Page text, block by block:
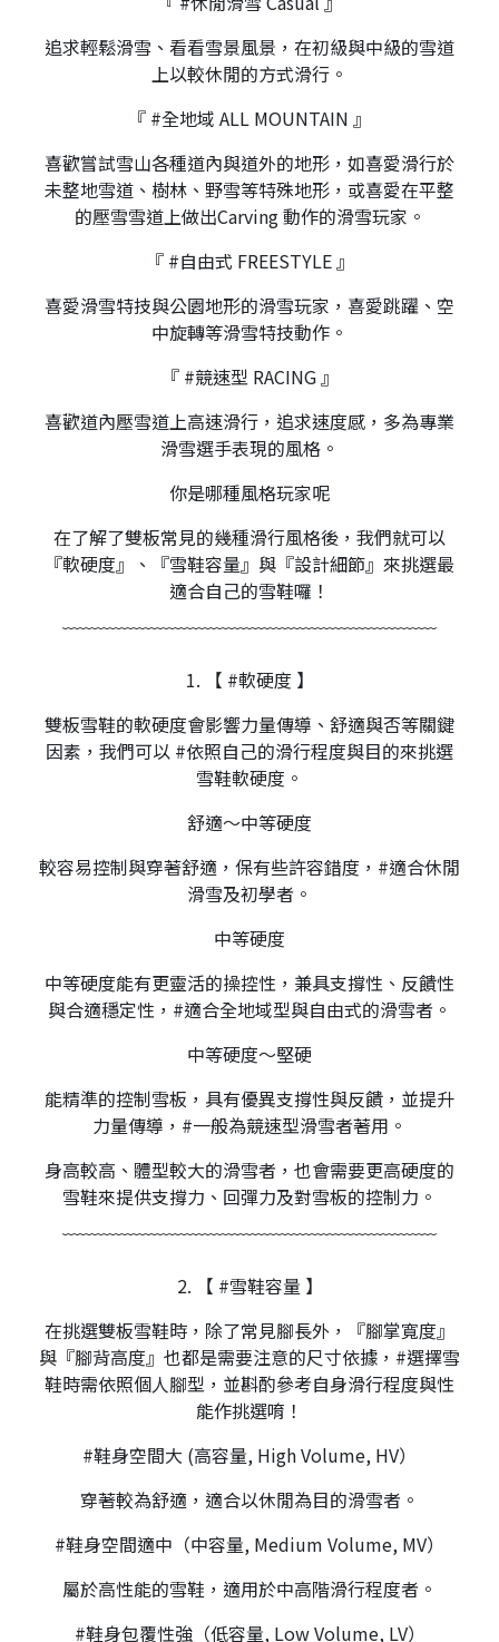
追求輕鬆滑雪、看看雪景風景，在初級與中級的雪道
上以較休閒的方式滑行。
『 #全地域 ALL MOUNTAIN 』
喜歡嘗試雪山各種道內與道外的地形，如喜愛滑行於
未整地雪道、樹林、野雪等特殊地形，或喜愛在平整
的壓雪雪道上做出Carving 動作的滑雪玩家。
『 #自由式 FREESTYLE 』
喜愛滑雪特技與公園地形的滑雪玩家，喜愛跳躍、空
中旋轉等滑雪特技動作。
『 #競速型 RACING 』
喜歡道內壓雪道上高速滑行，追求速度感，多為專業
滑雪選手表現的風格。
你是哪種風格玩家呢
在了解了雙板常見的幾種滑行風格後，我們就可以
『軟硬度』、『雪鞋容量』與『設計細節』來挑選最
適合自己的雪鞋囉！
﹋﹋﹋﹋﹋﹋﹋﹋﹋﹋﹋﹋﹋﹋﹋﹋﹋﹋﹋﹋﹋
1. 【 #軟硬度 】
雙板雪鞋的軟硬度會影響力量傳導、舒適與否等關鍵
因素，我們可以 #依照自己的滑行程度與目的來挑選
雪鞋軟硬度。
舒適～中等硬度
較容易控制與穿著舒適，保有些許容錯度，#適合休閒
滑雪及初學者。
中等硬度
中等硬度能有更靈活的操控性，兼具支撐性、反饋性
與合適穩定性，#適合全地域型與自由式的滑雪者。
中等硬度～堅硬
能精準的控制雪板，具有優異支撐性與反饋，並提升
力量傳導，#一般為競速型滑雪者著用。
身高較高、體型較大的滑雪者，也會需要更高硬度的
雪鞋來提供支撐力、回彈力及對雪板的控制力。
﹋﹋﹋﹋﹋﹋﹋﹋﹋﹋﹋﹋﹋﹋﹋﹋﹋﹋﹋﹋﹋
2. 【 #雪鞋容量 】
在挑選雙板雪鞋時，除了常見腳長外，『腳掌寬度』
與『腳背高度』也都是需要注意的尺寸依據，#選擇雪
鞋時需依照個人腳型，並斟酌參考自身滑行程度與性
能作挑選唷！
#鞋身空間大 (高容量, High Volume, HV）
穿著較為舒適，適合以休閒為目的滑雪者。
#鞋身空間適中（中容量, Medium Volume, MV）
屬於高性能的雪鞋，適用於中高階滑行程度者。
#鞋身包覆性強（低容量, Low Volume, LV）